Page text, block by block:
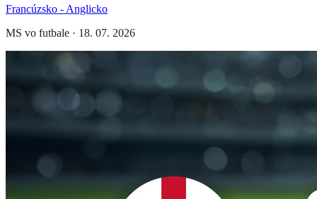
Francúzsko - Anglicko
MS vo futbale · 18. 07. 2026